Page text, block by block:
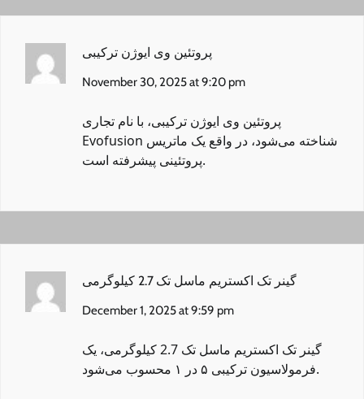
پروتئین وی ایوژن ترکیبی
November 30, 2025 at 9:20 pm
پروتئین وی ایوژن ترکیبی، با نام تجاری
Evofusion شناخته می‌شود، در واقع یک ماتریس
پروتئینی پیشرفته است.
گینر تک اکستریم ماسل تک 2.7 کیلوگرمی
December 1, 2025 at 9:59 pm
گینر تک اکستریم ماسل تک 2.7 کیلوگرمی
، یک
فرمولاسیون ترکیبی ۵ در ۱ محسوب می‌شود.